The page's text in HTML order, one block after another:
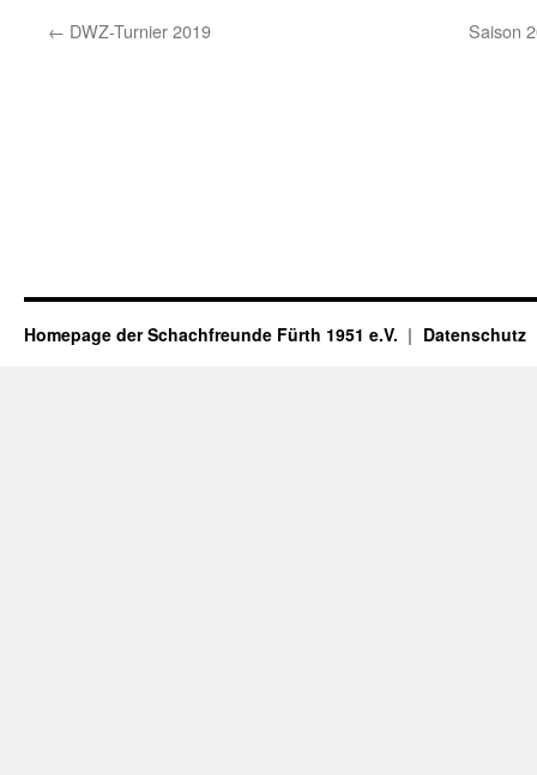
← DWZ-Turnier 2019 Saison
Homepage der Schachfreunde Fürth 1951 e.V. Datenschutz